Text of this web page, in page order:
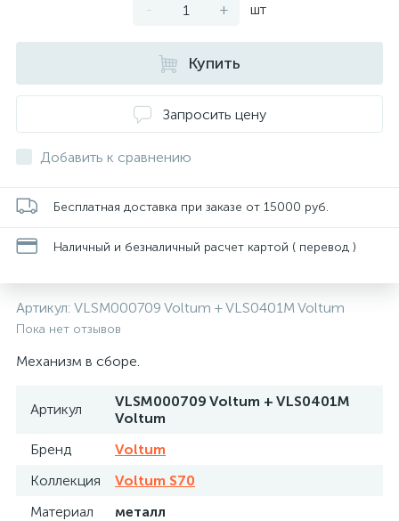
- + шт
Купить
Запросить цену
Добавить к сравнению
Бесплатная доставка при заказе от 15000 руб.
Наличный и безналичный расчет картой ( перевод )
Артикул: VLSM000709 Voltum + VLS0401M Voltum
Пока нет отзывов
Механизм в сборе.
Артикул
VLSM000709 Voltum + VLS0401M
Voltum
Бренд
Voltum
Коллекция
Voltum S70
Материал
металл